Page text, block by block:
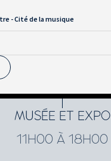
- Cité de la musique
MUSÉE ET EXPO
11H00 À 18H00